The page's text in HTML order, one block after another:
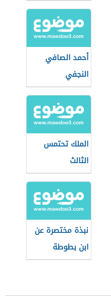
أحمد الصافي
النجفي
الملك تحتمس
الثالث
نبذة مختصرة عن
ابن بطوطة